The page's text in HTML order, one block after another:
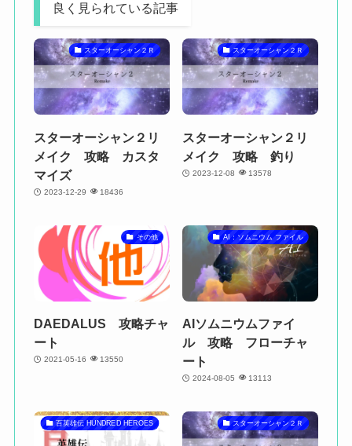
良く見られている記事
スターオーシャン２Ｒ
スターオーシャン２リ
メイク 攻略 カスタ
マイズ
2023-12-29 18436
スターオーシャン２Ｒ
スターオーシャン２リ
メイク 攻略 釣り
2023-12-08 13578
その他
DAEDALUS 攻略チャ
ート
2021-05-16 13550
AI：ソムニウム ファイル
AIソムニウムファイ
ル 攻略 フローチャ
ート
2024-08-05 13113
百英雄伝 HUNDRED HEROES スターオーシャン２Ｒ